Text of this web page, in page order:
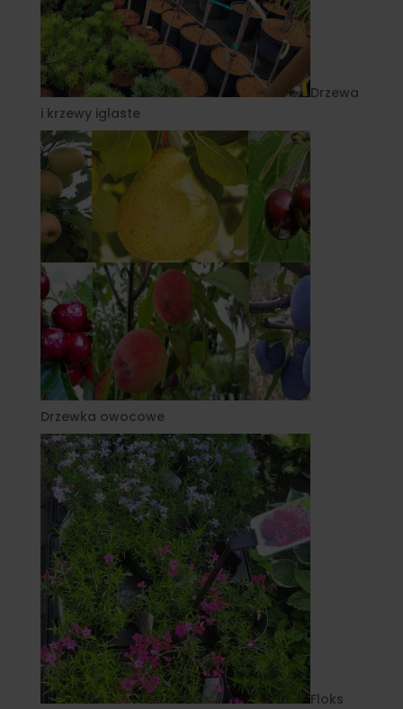
Drzewa
i krzewy iglaste
Drzewka owocowe
Floks